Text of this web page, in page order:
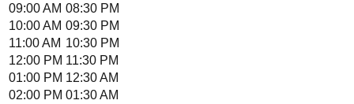
09:00 AM 08:30 PM
10:00 AM 09:30 PM
11:00 AM 10:30 PM
12:00 PM 11:30 PM
01:00 PM 12:30 AM
02:00 PM 01:30 AM